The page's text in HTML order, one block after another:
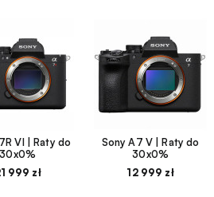
VI | Raty do
30x0%
999 zł
Sony A7 V | Raty do
30x0%
12 999 zł